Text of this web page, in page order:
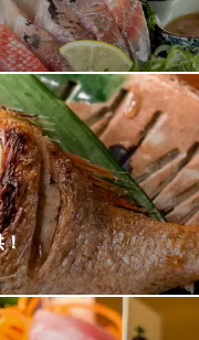
る当店の宴会コース。
！
に仕入れ”、その分